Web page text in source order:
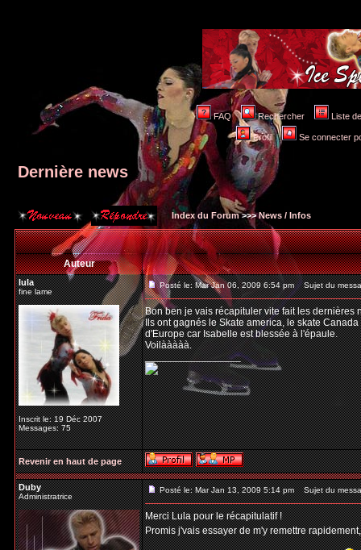
FAQ Rechercher Liste
Profil Se connecter
Dernière news
Index du Forum>>>News / Infos
Auteur
lula
fine lame
Inscrit le: 19 Déc 2007
Messages: 75
Posté le: Mar Jan 06, 2009 6:54 pm Sujet du
Bon ben je vais récapituler vite fait les dernières
Ils ont gagnés le Skate america, le skate
d'Europe car Isabelle est blessée à l'épaule.
Voilààààà.
_________________
Revenir en haut de page
Duby
Administratrice
Posté le: Mar Jan 13, 2009 5:14 pm Sujet du
Merci Lula pour le récapitulatif !
Promis j'vais essayer de m'y remettre